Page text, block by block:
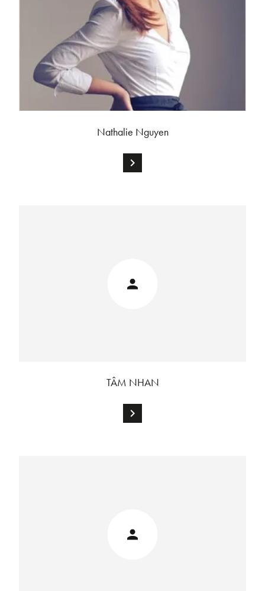
Nathalie Nguyen
chevron_right
TÂM NHAN
chevron_right